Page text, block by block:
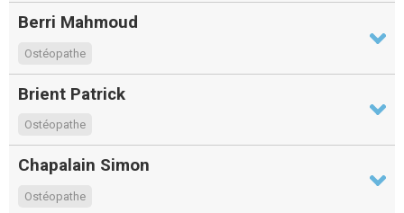
Berri Mahmoud
Ostéopathe
Brient Patrick
Ostéopathe
Chapalain Simon
Ostéopathe